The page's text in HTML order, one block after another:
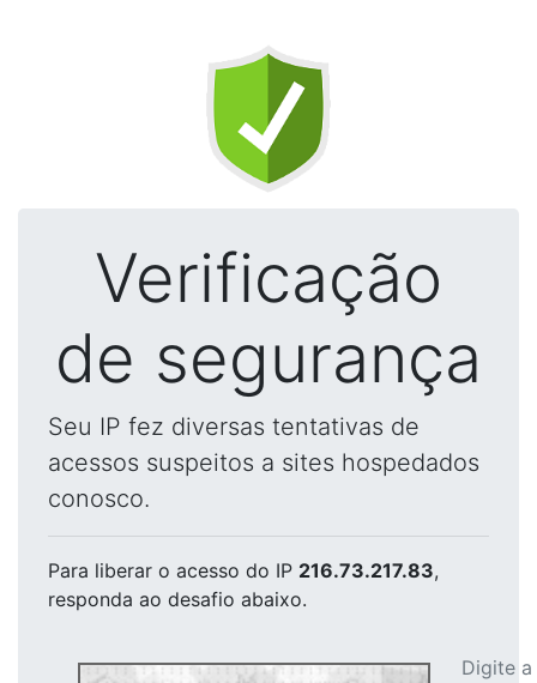
Verificação
de segurança
Seu IP fez diversas tentativas de
acessos suspeitos a sites hospedados
conosco.
Para liberar o acesso do IP 216.73.217.83,
responda ao desafio abaixo.
Digite